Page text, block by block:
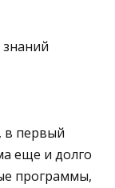
в первый
еще и долго
программы,